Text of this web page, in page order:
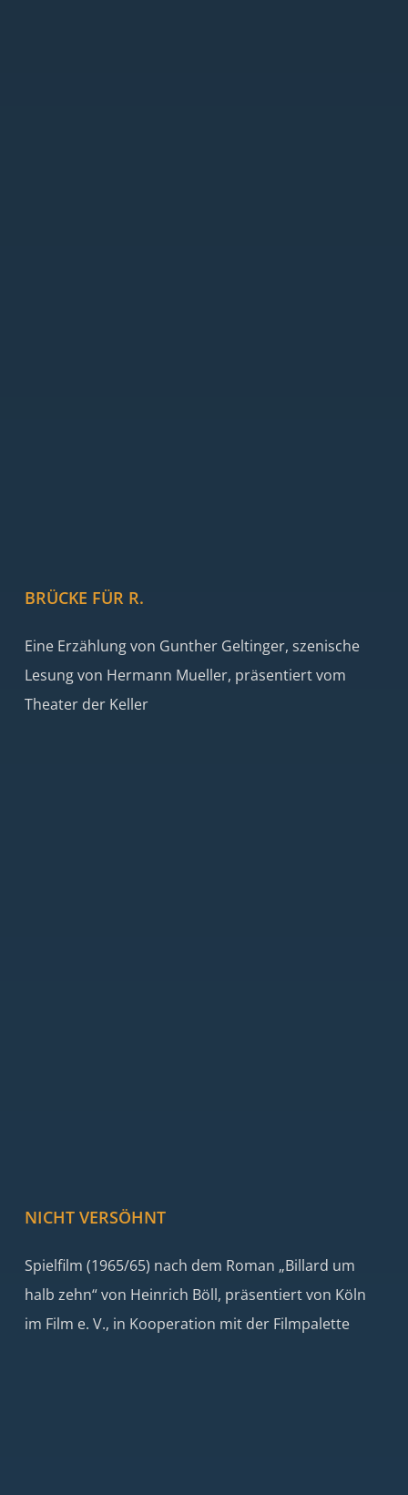
BRÜCKE FÜR R.
Eine Erzählung von Gunther Geltinger, szenische
Lesung von Hermann Mueller, präsentiert vom
Theater der Keller
NICHT VERSÖHNT
Spielfilm (1965/65) nach dem Roman „Billard um
halb zehn“ von Heinrich Böll, präsentiert von Köln
im Film e. V., in Kooperation mit der Filmpalette